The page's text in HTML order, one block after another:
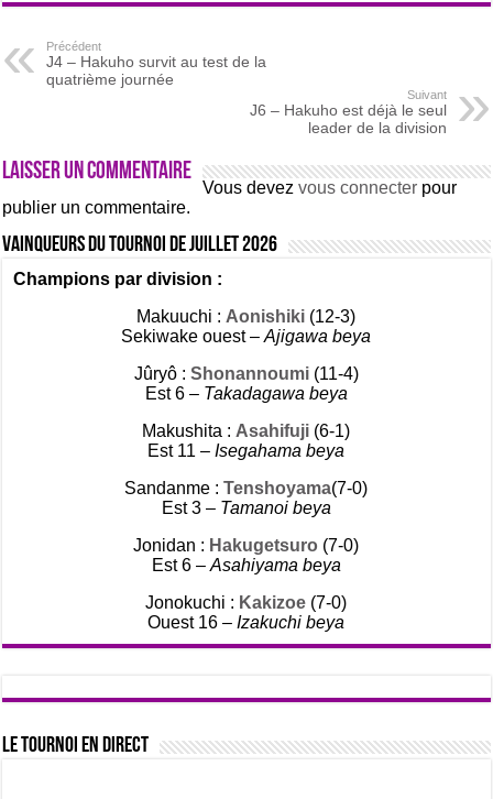
Précédent
J4 – Hakuho survit au test de la
quatrième journée
Suivant
J6 – Hakuho est déjà le seul
leader de la division
Laisser un commentaire
Vous devezvous connecter pour
publier un commentaire.
Vainqueurs du tournoi de Juillet 2026
Champions par division :
Makuuchi : Aonishiki (12-3)
Sekiwake ouest –Ajigawa beya
Jûryô : Shonannoumi (11-4)
Est 6 – Takadagawa beya
Makushita : Asahifuji (6-1)
Est 11 –Isegahama beya
Sandanme :Tenshoyama(7-0)
Est 3 – Tamanoi beya
Jonidan : Hakugetsuro (7-0)
Est 6 – Asahiyama beya
Jonokuchi : Kakizoe (7-0)
Ouest 16 –Izakuchi beya
Le tournoi en direct